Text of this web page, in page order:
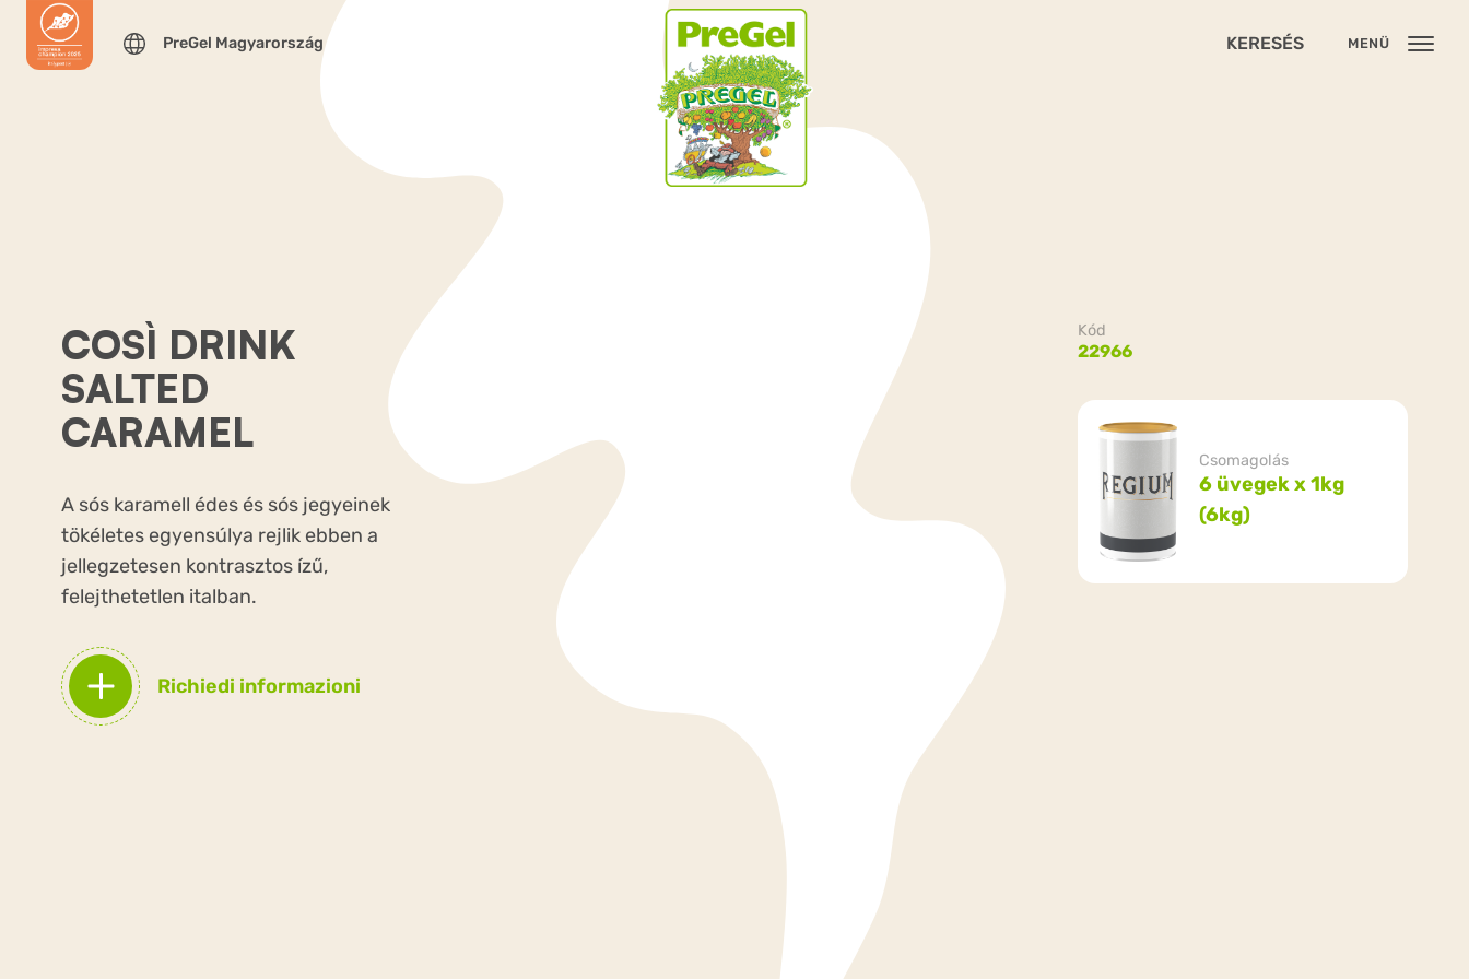
PreGel Magyarország KERESÉS MENÜ
COSÌ DRINK
SALTED
CARAMEL
A sós karamell édes és sós jegyeinek
tökéletes egyensúlya rejlik ebben a
jellegzetesen kontrasztos ízű,
felejthetetlen italban.
Richiedi informazioni
Kód
22966
Csomagolás
6 üvegek x 1kg
(6kg)